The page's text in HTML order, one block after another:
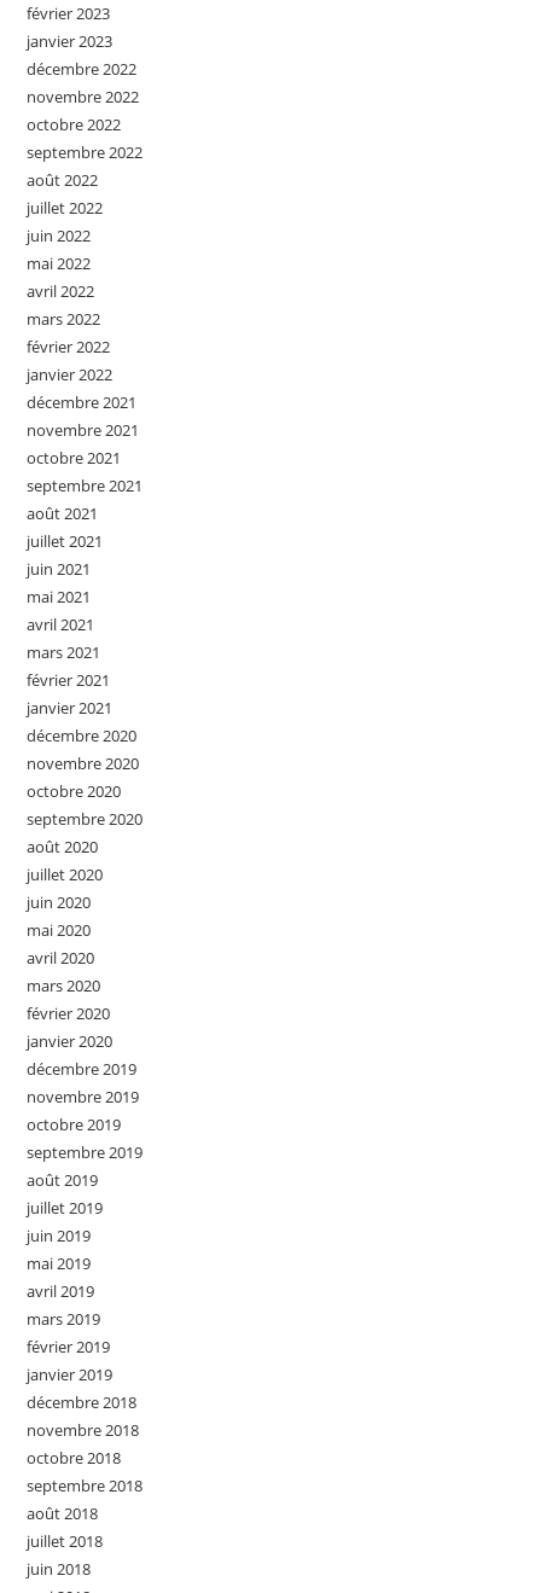
février 2023
janvier 2023
décembre 2022
novembre 2022
octobre 2022
septembre 2022
août 2022
juillet 2022
juin 2022
mai 2022
avril 2022
mars 2022
février 2022
janvier 2022
décembre 2021
novembre 2021
octobre 2021
septembre 2021
août 2021
juillet 2021
juin 2021
mai 2021
avril 2021
mars 2021
février 2021
janvier 2021
décembre 2020
novembre 2020
octobre 2020
septembre 2020
août 2020
juillet 2020
juin 2020
mai 2020
avril 2020
mars 2020
février 2020
janvier 2020
décembre 2019
novembre 2019
octobre 2019
septembre 2019
août 2019
juillet 2019
juin 2019
mai 2019
avril 2019
mars 2019
février 2019
janvier 2019
décembre 2018
novembre 2018
octobre 2018
septembre 2018
août 2018
juillet 2018
juin 2018